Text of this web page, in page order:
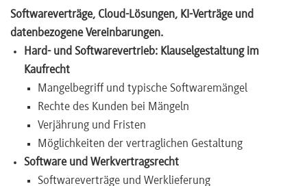
Softwareverträge, Cloud-Lösungen, KI-Verträge und
datenbezogene Vereinbarungen.
Hard- und Softwarevertrieb: Klauselgestaltung im
Kaufrecht
Mangelbegriff und typische Softwaremängel
Rechte des Kunden bei Mängeln
Verjährung und Fristen
Möglichkeiten der vertraglichen Gestaltung
Software und Werkvertragsrecht
Softwareverträge und Werklieferung